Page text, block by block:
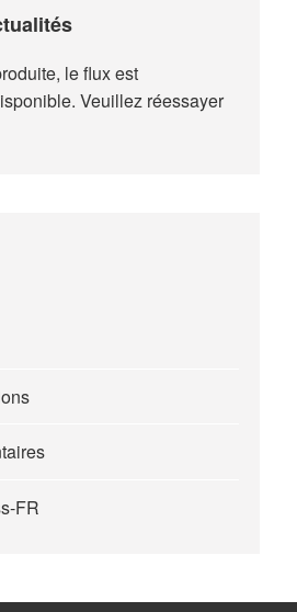
le flux est
Veuillez réessayer
FR